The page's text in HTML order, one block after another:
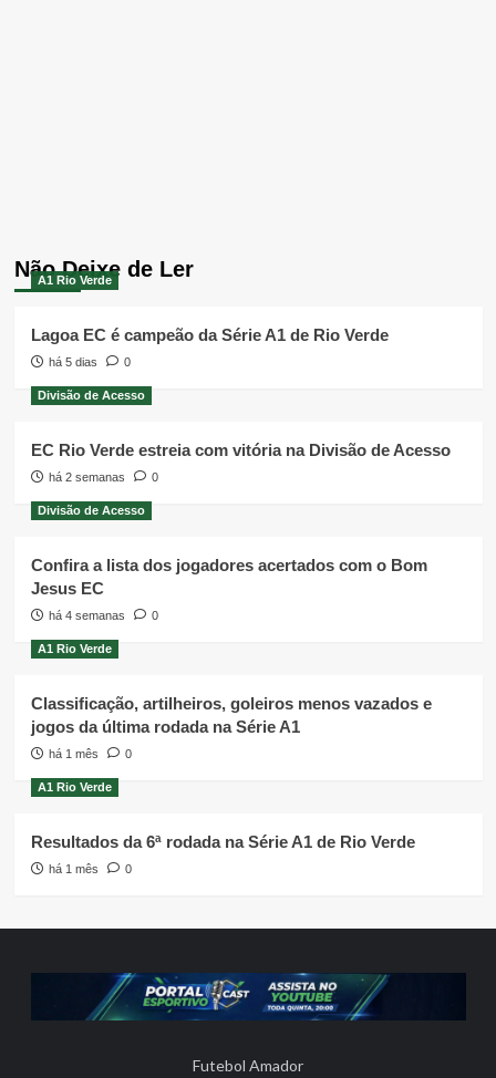
Não Deixe de Ler
A1 Rio Verde
Lagoa EC é campeão da Série A1 de Rio Verde
há 5 dias 0
Divisão de Acesso
EC Rio Verde estreia com vitória na Divisão de Acesso
há 2 semanas 0
Divisão de Acesso
Confira a lista dos jogadores acertados com o Bom
Jesus EC
há 4 semanas 0
A1 Rio Verde
Classificação, artilheiros, goleiros menos vazados e
jogos da última rodada na Série A1
há 1 mês 0
A1 Rio Verde
Resultados da 6ª rodada na Série A1 de Rio Verde
há 1 mês 0
Futebol Amador